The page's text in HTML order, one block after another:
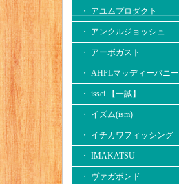
・ アユムプロダクト
・ アンクルジョッシュ
・ アーボガスト
・ AHPLマッディーバニー
・ issei 【一誠】
・ イズム(ism)
・ イチカワフィッシング
・ IMAKATSU
・ ヴァガボンド